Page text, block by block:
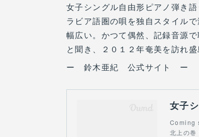
女子シングル自由形ピアノ弾き
ラビア語圏の唄を独自スタイル
幅広い。かつて偶然、記録音源
と聞き、２０１２年奄美を訪れ盛
ー 鈴木亜紀 公式サイト ー
女子
Coming
北上の巻